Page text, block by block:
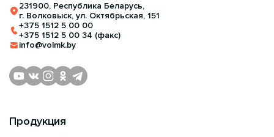
Продукция
231900, Республика Беларусь,
г. Волковыск, ул. Октябрьская, 151
+375 1512 5 00 00
+375 1512 5 00 34 (факс)
info@volmk.by